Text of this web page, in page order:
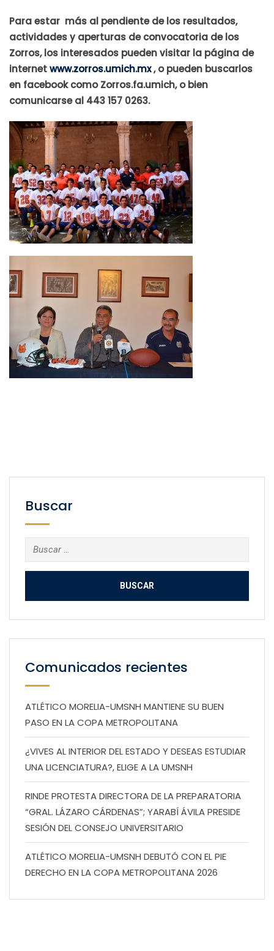
Para estar más al pendiente de los resultados,
actividades y aperturas de convocatoria de los
Zorros, los interesados pueden visitar la página de
internetwww.zorros.umich.mx, o pueden buscarlos
en facebook como Zorros.fa.umich, o bien
comunicarse al 443 157 0263.
Buscar
Buscar:
Comunicados recientes
ATLÉTICO MORELIA-UMSNH MANTIENE SU BUEN
PASO EN LA COPA METROPOLITANA
¿VIVES AL INTERIOR DEL ESTADO Y DESEAS ESTUDIAR
UNA LICENCIATURA?, ELIGE A LA UMSNH
RINDE PROTESTA DIRECTORA DE LA PREPARATORIA
“GRAL. LÁZARO CÁRDENAS”; YARABÍ ÁVILA PRESIDE
SESIÓN DEL CONSEJO UNIVERSITARIO
ATLÉTICO MORELIA-UMSNH DEBUTÓ CON EL PIE
DERECHO EN LA COPA METROPOLITANA 2026